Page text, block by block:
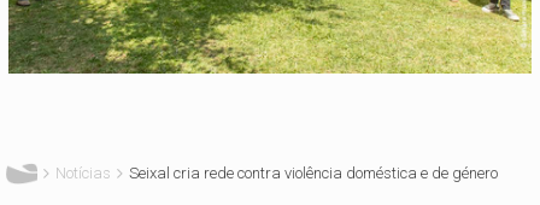
Notícias Seixal cria rede contra violência doméstica e de género